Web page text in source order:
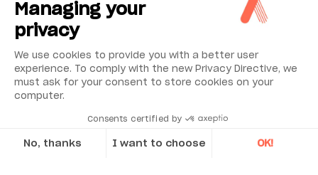
Managing your
privacy
We use cookies to provide you with a better user
experience. To comply with the new Privacy Directive, we
must ask for your consent to store cookies on your
computer.
Consents certified by
No, thanks I want to choose OK!